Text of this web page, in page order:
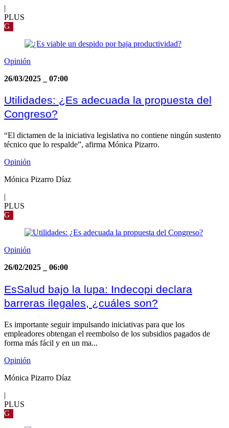
|
PLUS
G
Opinión
26/03/2025
07:00
Utilidades: ¿Es adecuada la propuesta del
Congreso?
“El dictamen de la iniciativa legislativa no contiene ningún sustento
técnico que lo respalde”, afirma Mónica Pizarro.
Opinión
Mónica Pizarro Díaz
|
PLUS
G
Opinión
26/02/2025
06:00
EsSalud bajo la lupa: Indecopi declara
barreras ilegales, ¿cuáles son?
Es importante seguir impulsando iniciativas para que los
empleadores obtengan el reembolso de los subsidios pagados de
forma más fácil y en un ma...
Opinión
Mónica Pizarro Díaz
|
PLUS
G